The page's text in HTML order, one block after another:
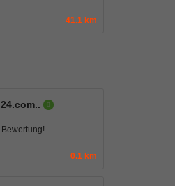
41.1 km
0.1 km